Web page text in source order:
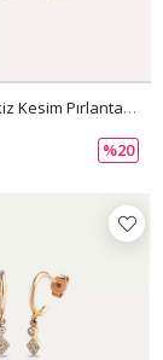
0.13 CT Markiz Kesim Pırlanta Taşlı Rose Altın Küpe
%20